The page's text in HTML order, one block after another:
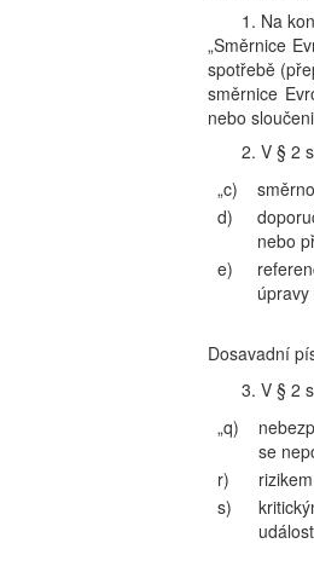
1. Na
„Směrnice
spotřebě
směrnice
nebo
2. V § 2
„c)
d)
nebo
e)
úpravy
Dosavadní
3. V § 2
„q)
se
r)
s)